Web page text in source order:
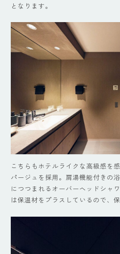
となります。
こちらもホテルライクな高級感を
パージュを採用。肩湯機能付きの
につつまれるオーバーヘッドシャ
は保温材をプラスしているので、